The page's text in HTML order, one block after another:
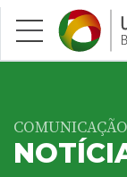
Saltar para
COMUNICAÇÃO